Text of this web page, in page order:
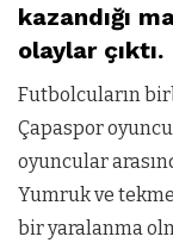
kazandığı
olaylar çıktı.
Futbolcuların
Çapaspor
oyuncular
Yumruk ve
bir yaralanma